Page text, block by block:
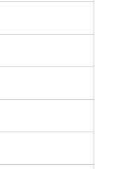
之口
徒歩4分
之口
徒歩11分
之口
-
十市
徒歩45分
都城
徒歩1